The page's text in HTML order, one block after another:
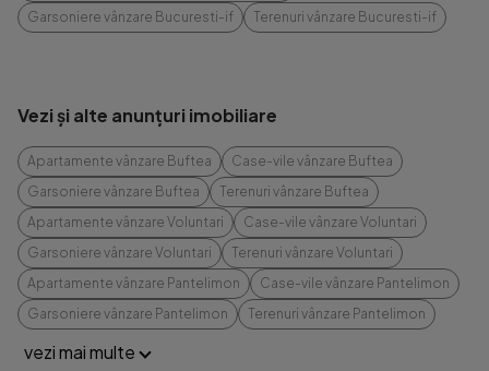
Garsoniere vânzare Bucuresti-if
Terenuri vânzare Bucuresti-if
Vezi și alte anunțuri imobiliare
Apartamente vânzare Buftea
Case-vile vânzare Buftea
Garsoniere vânzare Buftea
Terenuri vânzare Buftea
Apartamente vânzare Voluntari
Case-vile vânzare Voluntari
Garsoniere vânzare Voluntari
Terenuri vânzare Voluntari
Apartamente vânzare Pantelimon
Case-vile vânzare Pantelimon
Garsoniere vânzare Pantelimon
Terenuri vânzare Pantelimon
vezi mai multe